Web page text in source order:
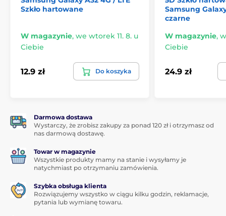
swojego smartfona.
Kolejną świetną zaletą tego szkła hartowanego dla
aplikacja
. Dzięki
zestawowi aplikacyjnemu
przymocowanie szkła hartowanego do ekranu
W przeciwieństwie do niektórych innych szkieł
hartowanych, cała powierzchnia szkła hartowanego
adhezyjnym, co gwarantuje
przyczepność na całej powierzchni. Nie ma więc
ryzyka odklejania się krawędzi lub ich odstawania.
Zawartość opakowania:
1x ochronne szkło hartowane
Szkło hartowane
W magazynie, we wtorek 11. 8. u
Ciebie
12.9 zł Do koszyka
Samsung
czarne
W magazynie,
Ciebie
24.9 zł
Darmowa dostawa
Wystarczy, że zrobisz zakupy za ponad 120 zł i otrzymasz od
nas darmową dostawę.
Towar w magazynie
Wszystkie produkty mamy na stanie i wysyłamy je
natychmiast po otrzymaniu zamówienia.
Szybka obsługa klienta
Rozwiązujemy wszystko w ciągu kilku godzin, reklamacje,
pytania lub wymianę towaru.